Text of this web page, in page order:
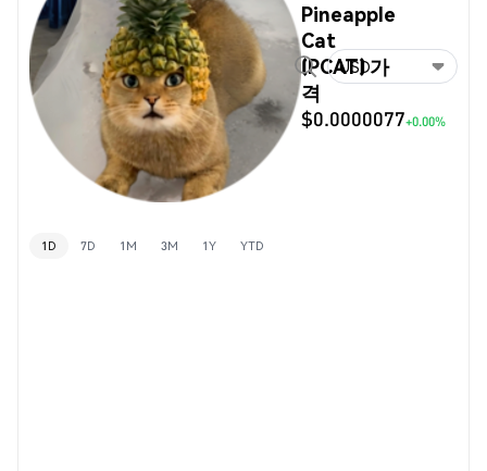
Pineapple
Cat
(PCAT) 가
격
$0.0000077+0.00%
USD
1D 7D 1M 3M 1Y YTD